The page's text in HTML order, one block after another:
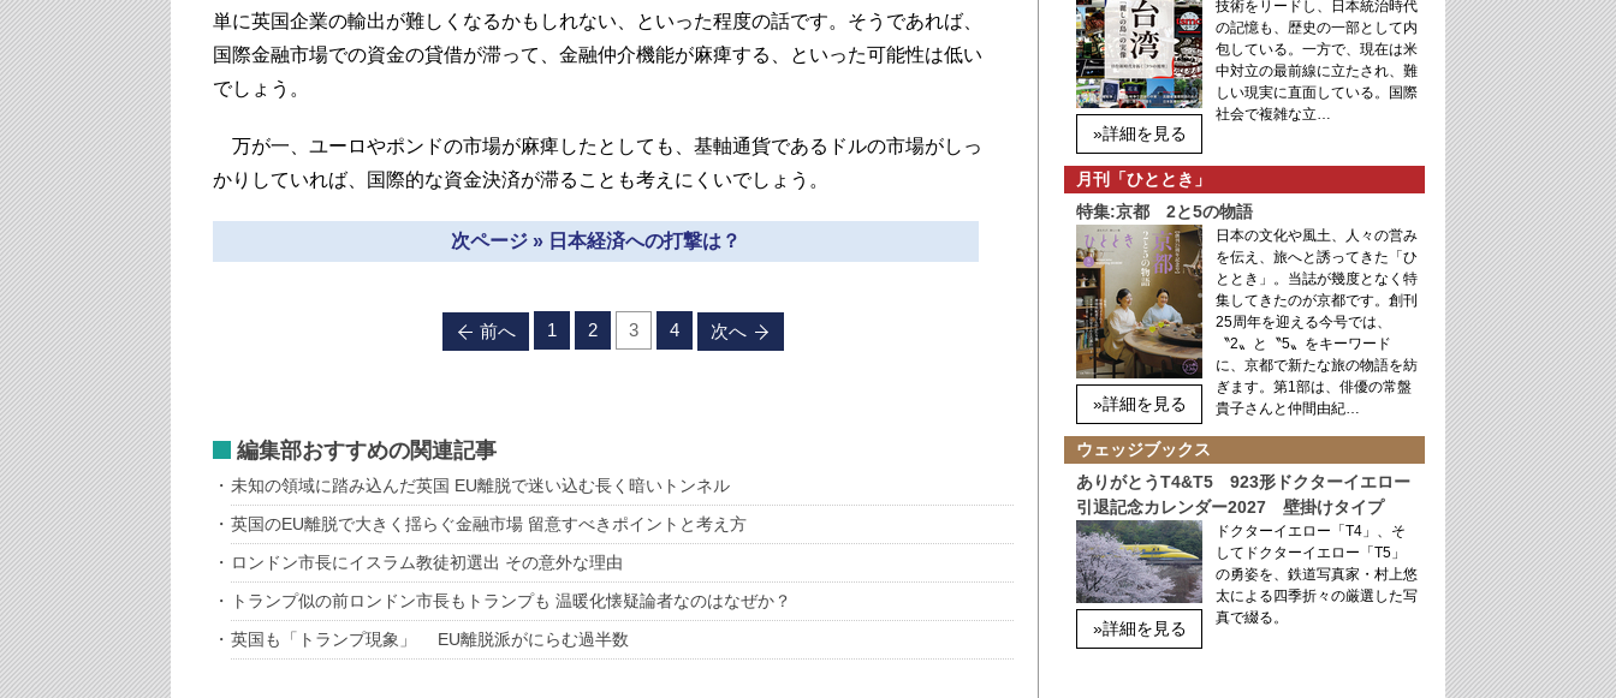
単に英国企業の輸出が難しくなるかもしれない、といった程度の話です。そうであれば、
国際金融市場での資金の貸借が滞って、金融仲介機能が麻痺する、といった可能性は低い
でしょう。
万が一、ユーロやポンドの市場が麻痺したとしても、基軸通貨であるドルの市場がしっ
かりしていれば、国際的な資金決済が滞ることも考えにくいでしょう。
次ページ » 日本経済への打撃は？
前へ 1 2 3 4 次へ
編集部おすすめの関連記事
未知の領域に踏み込んだ英国 EU離脱で迷い込む長く暗いトンネル
英国のEU離脱で大きく揺らぐ金融市場 留意すべきポイントと考え方
ロンドン市長にイスラム教徒初選出 その意外な理由
トランプ似の前ロンドン市長もトランプも 温暖化懐疑論者なのはなぜか？
英国も「トランプ現象」 EU離脱派がにらむ過半数
»詳細を見る
技術をリードし、日本統治時代
の記憶も、歴史の一部として内
包している。一方で、現在は米
中対立の最前線に立たされ、難
しい現実に直面している。国際
社会で複雑な立…
月刊「ひととき」
特集:京都 2と5の物語
»詳細を見る
日本の文化や風土、人々の営み
を伝え、旅へと誘ってきた「ひ
ととき」。当誌が幾度となく特
集してきたのが京都です。創刊
25周年を迎える今号では、
〝2〟と〝5〟をキーワード
に、京都で新たな旅の物語を紡
ぎます。第1部は、俳優の常盤
貴子さんと仲間由紀…
ウェッジブックス
ありがとうT4&T5 923形ドクターイエロー
引退記念カレンダー2027 壁掛けタイプ
»詳細を見る
ドクターイエロー「T4」、そ
してドクターイエロー「T5」
の勇姿を、鉄道写真家・村上悠
太による四季折々の厳選した写
真で綴る。